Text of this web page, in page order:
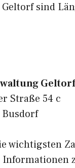
sind
Geltorf
Straße 54 c
wichtigsten